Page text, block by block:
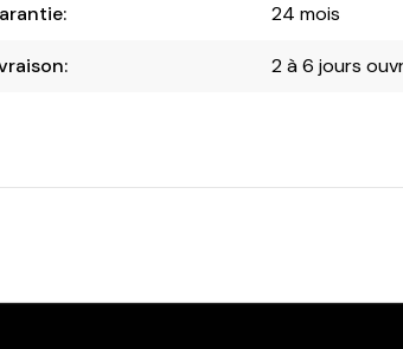
24 mois
2 à 6 jours